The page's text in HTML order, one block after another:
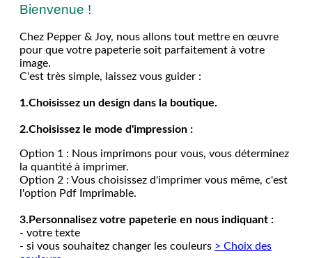
Bienvenue !
Chez Pepper & Joy, nous allons tout mettre en œuvre
pour que votre papeterie soit parfaitement à votre
image.
C'est très simple, laissez vous guider :
1.Choisissez un design dans la boutique.
2.Choisissez le mode d'impression :
Option 1 : Nous imprimons pour vous, vous déterminez
la quantité à imprimer.
Option 2 : Vous choisissez d'imprimer vous même, c'est
l'option Pdf Imprimable.
3.Personnalisez votre papeterie en nous indiquant :
- votre texte
- si vous souhaitez changer les couleurs > Choix des